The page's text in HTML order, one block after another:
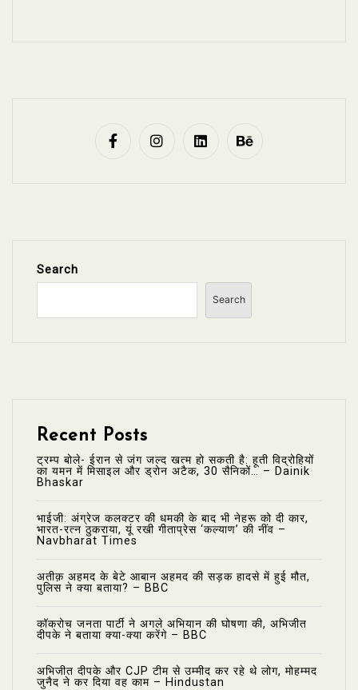
Search
Search
Recent Posts
ट्रम्प बोले- ईरान से जंग जल्द खत्म हो सकती है: हूती विद्रोहियों
का यमन में मिसाइल और ड्रोन अटैक, 30 सैनिकों… – Dainik
Bhaskar
भाईजी: अंग्रेज कलक्टर की धमकी के बाद भी नेहरू को दी कार,
भारत-रत्न ठुकराया, यूं रखी गीताप्रेस ‘कल्याण’ की नींव –
Navbharat Times
अतीक़ अहमद के बेटे आबान अहमद की सड़क हादसे में हुई मौत,
पुलिस ने क्या बताया? – BBC
कॉकरोच जनता पार्टी ने अगले अभियान की घोषणा की, अभिजीत
दीपके ने बताया क्या-क्या करेंगे – BBC
अभिजीत दीपके और CJP टीम से उम्मीद कर रहे थे लोग, मोहम्मद
जुनैद ने कर दिया वह काम – Hindustan